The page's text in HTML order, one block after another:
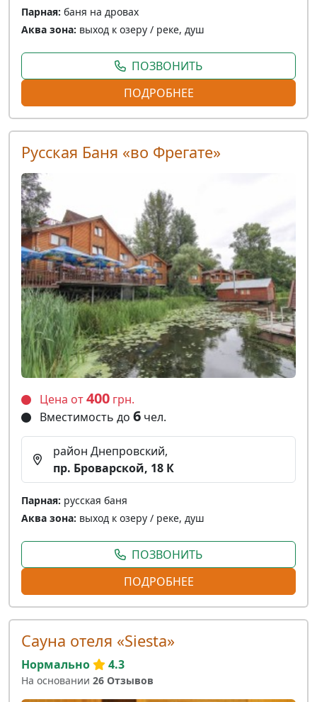
Парная: баня на дровах
Аква зона: выход к озеру / реке, душ
ПОЗВОНИТЬ
ПОДРОБНЕЕ
Русская Баня «во Фрегате»
Цена от400 грн.
Вместимость до 6 чел.
район Днепровский,
пр. Броварской, 18 К
Парная: русская баня
Аква зона: выход к озеру / реке, душ
ПОЗВОНИТЬ
ПОДРОБНЕЕ
Сауна отеля «Siesta»
Нормально 4.3
На основании 26 Отзывов